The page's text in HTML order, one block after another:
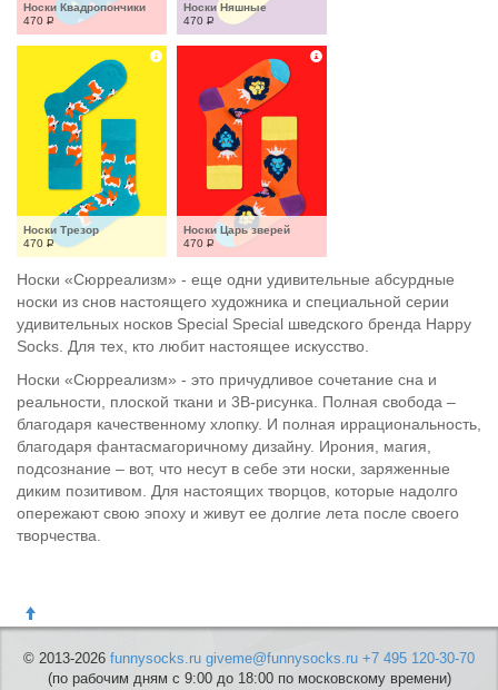
Носки Квадропончики
470 Р
Носки Няшные
470 Р
Носки Трезор
470 Р
Носки Царь зверей
470 Р
Носки «Сюрреализм» - еще одни удивительные абсурдные
носки из снов настоящего художника и специальной серии
удивительных носков Special Special шведского бренда Happy
Socks. Для тех, кто любит настоящее искусство.
Носки «Сюрреализм» - это причудливое сочетание сна и
реальности, плоской ткани и 3В-рисунка. Полная свобода –
благодаря качественному хлопку. И полная иррациональность,
благодаря фантасмагоричному дизайну. Ирония, магия,
подсознание – вот, что несут в себе эти носки, заряженные
диким позитивом. Для настоящих творцов, которые надолго
опережают свою эпоху и живут ее долгие лета после своего
творчества.
© 2013-2026 funnysocks.ru giveme@funnysocks.ru +7 495 120-30-70
(по рабочим дням с 9:00 до 18:00 по московскому времени)